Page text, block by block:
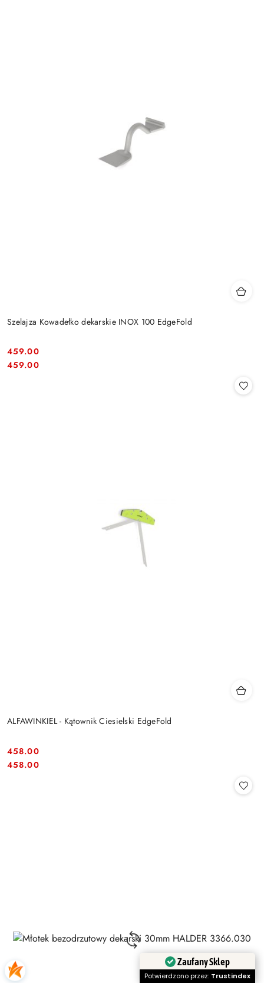
Szelajza Kowadełko dekarskie INOX 100 EdgeFold
Cena:
459.00
Cena:
459.00
ALFAWINKIEL - Kątownik Ciesielski EdgeFold
Cena:
458.00
Cena:
458.00
Zaufany Sklep
Potwierdzono przez: Trustindex